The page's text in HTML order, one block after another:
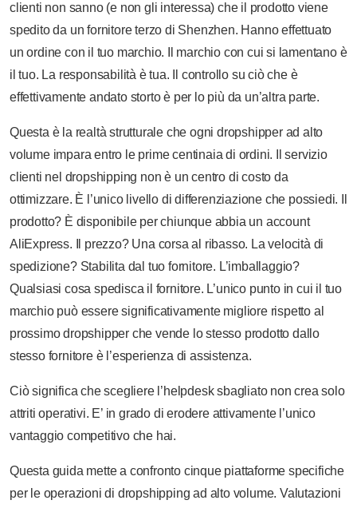
clienti non sanno (e non gli interessa) che il prodotto viene
spedito da un fornitore terzo di Shenzhen. Hanno effettuato
un ordine con il tuo marchio. Il marchio con cui si lamentano è
il tuo. La responsabilità è tua. Il controllo su ciò che è
effettivamente andato storto è per lo più da un’altra parte.
Questa è la realtà strutturale che ogni dropshipper ad alto
volume impara entro le prime centinaia di ordini. Il servizio
clienti nel dropshipping non è un centro di costo da
ottimizzare. È l’unico livello di differenziazione che possiedi. Il
prodotto? È disponibile per chiunque abbia un account
AliExpress. Il prezzo? Una corsa al ribasso. La velocità di
spedizione? Stabilita dal tuo fornitore. L’imballaggio?
Qualsiasi cosa spedisca il fornitore. L’unico punto in cui il tuo
marchio può essere significativamente migliore rispetto al
prossimo dropshipper che vende lo stesso prodotto dallo
stesso fornitore è l’esperienza di assistenza.
Ciò significa che scegliere l’helpdesk sbagliato non crea solo
attriti operativi. E’ in grado di erodere attivamente l’unico
vantaggio competitivo che hai.
Questa guida mette a confronto cinque piattaforme specifiche
per le operazioni di dropshipping ad alto volume. Valutazioni